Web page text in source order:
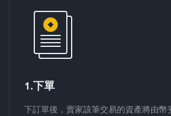
1.下單
下訂單後，賣家該筆交易的資產將由幣